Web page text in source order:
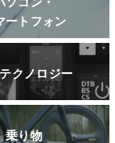
ートフォン
クノロジー
乗り物